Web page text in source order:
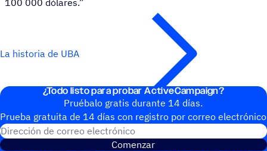
100 000 dólares.”
La historia de UBA
¿Todo listo para probar ActiveCampaign?
Pruébalo gratis durante 14 días.
Prueba gratuita de 14 días con regis­tro por correo electrónico
Dirección de correo electrónico
Comenzar